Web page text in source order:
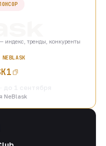
индекс, тренды, конкуренты
NeBlask